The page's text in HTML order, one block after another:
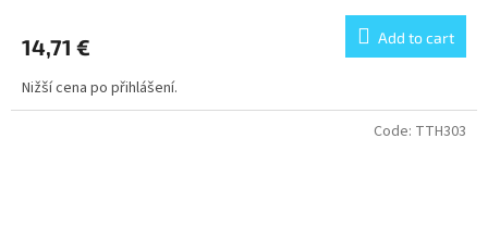
14,71 € Add to cart
Nižší cena po přihlášení.
Code: TTH303